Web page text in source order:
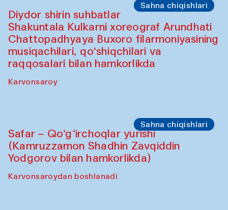
Sahna chiqishlari
Diydor shirin suhbatlar
Shakuntala Kulkarni xoreograf Arundhati
Chattopadhyaya Buxoro filarmoniyasining
musiqachilari, qo‘shiqchilari va
raqqosalari bilan hamkorlikda
Karvonsaroy
Sahna chiqishlari
Safar – Qo‘g‘irchoqlar yurishi
(Kamruzzamon Shadhin Zavqiddin
Yodgorov bilan hamkorlikda)
Karvonsaroydan boshlanadi